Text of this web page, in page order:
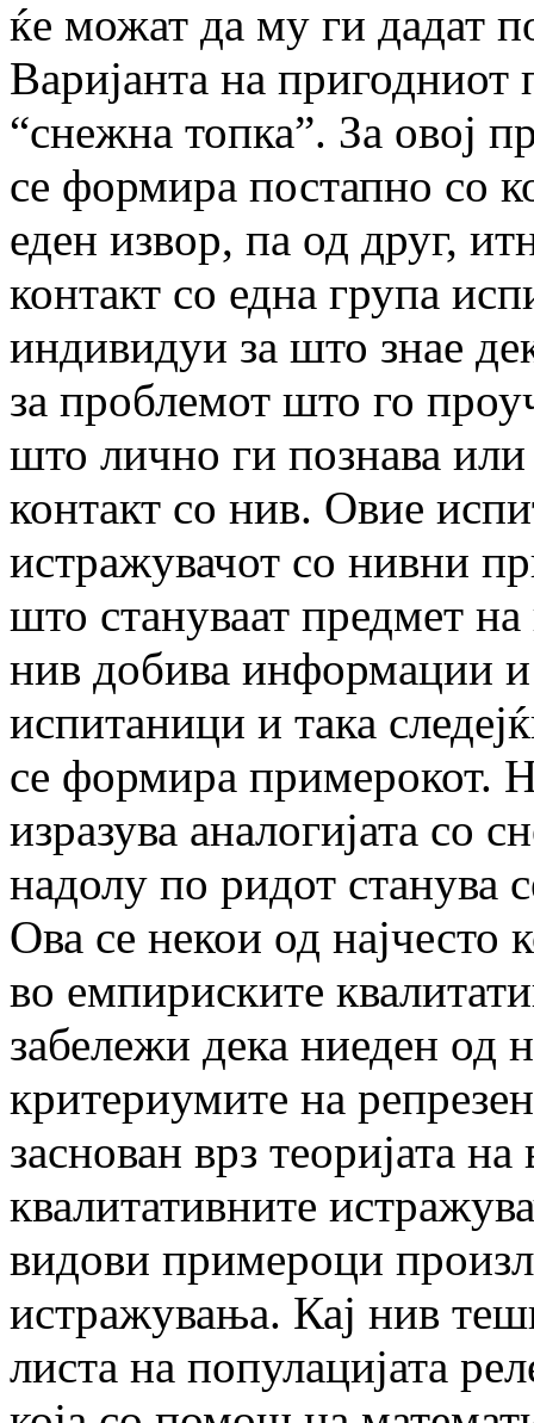
ќе можат да му ги дадат
Варијанта на
“снежна топка”. За овој
се формира постапно со
еден извор, па од друг,
контакт со една група
индивидуи за што знае
за проблемот што го
што лично ги познава
контакт со нив. Овие
истражувачот со нивни
што стануваат предмет
нив добива информации и
испитаници и така
се формира примерокот.
изразува аналогијата со
надолу по ридот станува
Ова се некои од
во емпириските
забележи дека ниеден од
критериумите на
заснован врз теоријата
квалитативните
видови примероци
истражувања. Кај нив
листа на популацијата